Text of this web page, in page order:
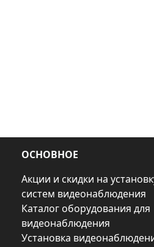
ОСНОВНОЕ
Акции и скидки на
систем видеонаблюдения
Каталог оборудования для
видеонаблюдения
Установка